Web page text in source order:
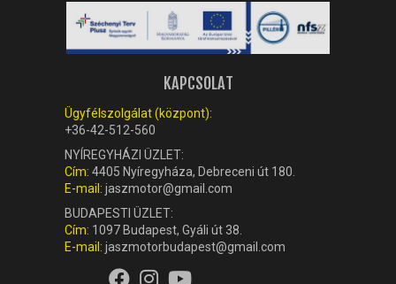
KAPCSOLAT
Ügyfélszolgálat (központ):
+36-42-512-560
NYÍREGYHÁZI ÜZLET:
Cím: 4405 Nyíregyháza, Debreceni út 180.
E-mail: jaszmotor@gmail.com
BUDAPESTI ÜZLET:
Cím: 1097 Budapest, Gyáli út 38.
E-mail: jaszmotorbudapest@gmail.com